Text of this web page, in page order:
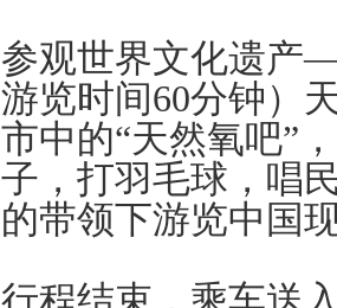
参观世界文化遗
游览时间60分钟）
市中的“天然氧吧”
子，打羽毛球，唱
的带领下游览中国
行程结束，乘车送